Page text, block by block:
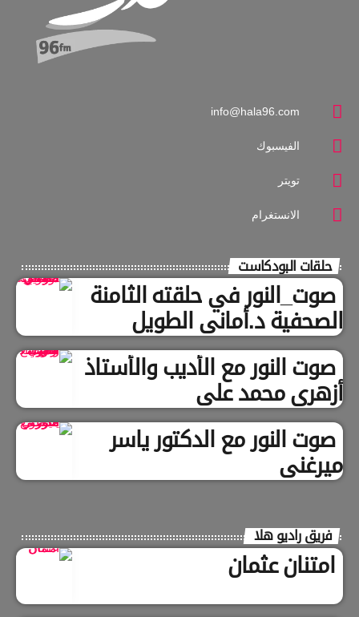
info@hala96.com
الفيسبوك
تويتر
الانستغرام
حلقات البودكاست
صوت_النور في حلقته الثامنة
الصحفية د.أماني الطويل
صوت النور مع الأديب والأستاذ
أزهري محمد علي
صوت النور مع الدكتور ياسر
ميرغني
فريق راديو هلا
امتنان عثمان